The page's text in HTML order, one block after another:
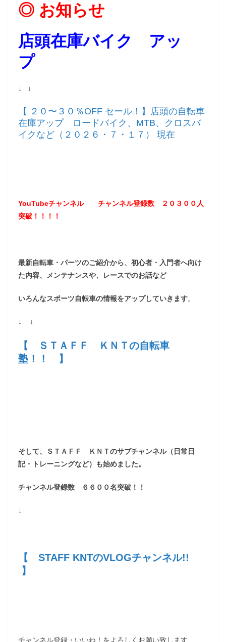
◎ お知らせ
店頭在庫バイク アッ
プ
↓ ↓
【 ２０〜３０％OFF セール！】店頭の自転車
在庫アップ ロードバイク、MTB、クロスバ
イクなど（２０２６・７・１７） 現在
YouTubeチャンネル チャンネル登録数 ２０３ ００ 人
突破！！！！
最新自転車・パーツのご紹介から、初心者・入門者へ向け
た内容、メンテナンスや、レースでのお話など
いろんなスポーツ自転車の情報をアップしていきます。
↓ ↓
【 ＳＴＡＦＦ ＫＮＴの自転車
塾！！ 】
そして、ＳＴＡＦＦ ＫＮＴのサブチャンネル（日常日
記・トレーニングなど）も始めました。
チャンネル登録数 ６６００名突破！！
↓
【 STAFF KNTのVLOGチャンネル!!
】
チャンネル登録・いいね！をよろしくお願い致します